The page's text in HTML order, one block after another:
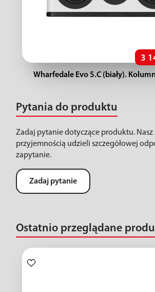
3
Wharfedale Evo 5.C (biały).
Pytania do produktu
Zadaj pytanie dotyczące produktu. Nasz
przyjemnością udzieli szczegółowej
zapytanie.
Zadaj pytanie
Ostatnio przeglądane